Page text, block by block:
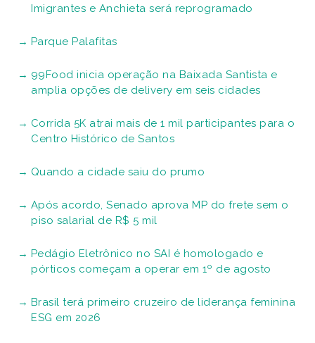
Imigrantes e Anchieta será reprogramado
Parque Palafitas
99Food inicia operação na Baixada Santista e
amplia opções de delivery em seis cidades
Corrida 5K atrai mais de 1 mil participantes para o
Centro Histórico de Santos
Quando a cidade saiu do prumo
Após acordo, Senado aprova MP do frete sem o
piso salarial de R$ 5 mil
Pedágio Eletrônico no SAI é homologado e
pórticos começam a operar em 1º de agosto
Brasil terá primeiro cruzeiro de liderança feminina
ESG em 2026